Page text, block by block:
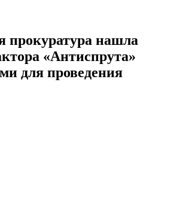
прокуратура нашла
«Антиспрута»
для проведения